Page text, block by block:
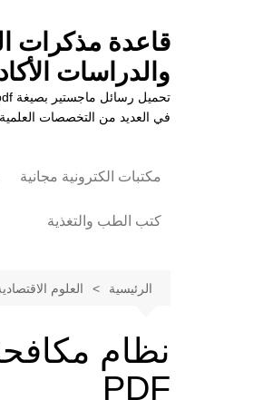
قاعدة مذكرات
والدراسات
في العديد من التخصصات العلمية
مكتبات الكترونية مجانية
كتب الطب والتغذية
الرئيسية العلوم
نظام
PDF